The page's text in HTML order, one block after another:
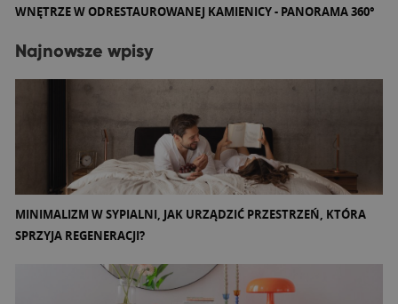
WNĘTRZE W ODRESTAUROWANEJ KAMIENICY - PANORAMA 360°
Najnowsze wpisy
MINIMALIZM W SYPIALNI, JAK URZĄDZIĆ PRZESTRZEŃ, KTÓRA
SPRZYJA REGENERACJI?